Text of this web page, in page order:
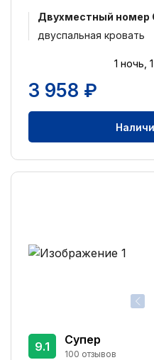
Двухместный номер
двуспальная кровать
1 ночь,
3 958 ₽
Супер
100 отзывов
9.1